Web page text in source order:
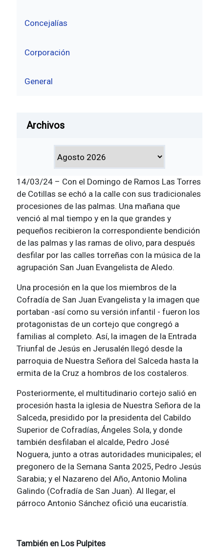
Concejalías
Corporación
General
Archivos
14/03/24 – Con el Domingo de Ramos Las Torres
de Cotillas se echó a la calle con sus tradicionales
procesiones de las palmas. Una mañana que
venció al mal tiempo y en la que grandes y
pequeños recibieron la correspondiente bendición
de las palmas y las ramas de olivo, para después
desfilar por las calles torreñas con la música de la
agrupación San Juan Evangelista de Aledo.
Una procesión en la que los miembros de la
Cofradía de San Juan Evangelista y la imagen que
portaban -así como su versión infantil - fueron los
protagonistas de un cortejo que congregó a
familias al completo. Así, la imagen de la Entrada
Triunfal de Jesús en Jerusalén llegó desde la
parroquia de Nuestra Señora del Salceda hasta la
ermita de la Cruz a hombros de los costaleros.
Posteriormente, el multitudinario cortejo salió en
procesión hasta la iglesia de Nuestra Señora de la
Salceda, presidido por la presidenta del Cabildo
Superior de Cofradías, Ángeles Sola, y donde
también desfilaban el alcalde, Pedro José
Noguera, junto a otras autoridades municipales; el
pregonero de la Semana Santa 2025, Pedro Jesús
Sarabia; y el Nazareno del Año, Antonio Molina
Galindo (Cofradía de San Juan). Al llegar, el
párroco Antonio Sánchez ofició una eucaristía.
También en Los Pulpites